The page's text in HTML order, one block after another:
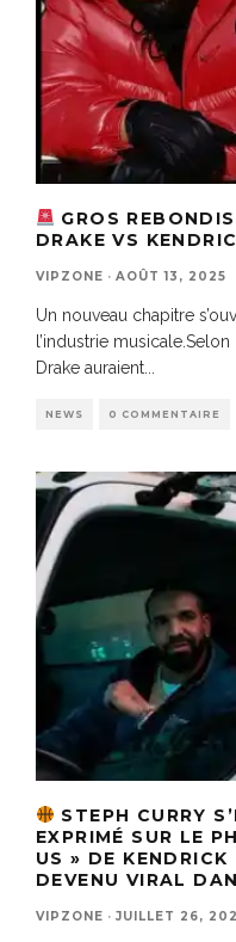
GROS
DRAKE VS
VIPZONE · AOÛT 13, 2025
Un nouveau chapitre
l’industrie
Drake auraient
NEWS 0 COMMENTAIRE
STEPH CURRY
EXPRIMÉ SUR LE
US » DE
DEVENU VIRAL
VIPZONE · JUILLET 26,